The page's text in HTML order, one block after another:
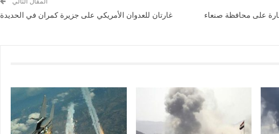
غارتان للعدوان الأمريكي على جزيرة كمران في الحديدة